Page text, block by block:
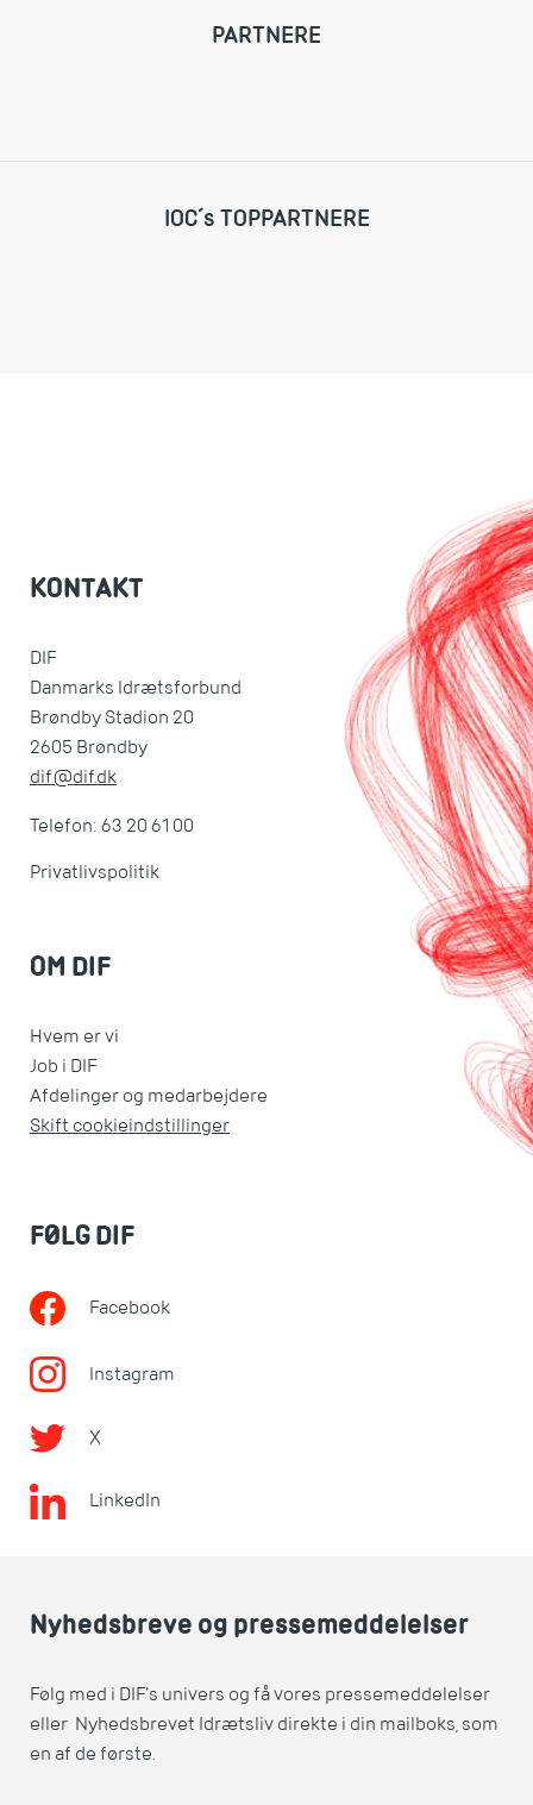
PARTNERE
IOC´s TOPPARTNERE
KONTAKT
DIF
Danmarks Idrætsforbund
Brøndby Stadion 20
2605 Brøndby
dif@dif.dk
Telefon: 63 20 61 00
Privatlivspolitik
OM DIF
Hvem er vi
Job i DIF
Afdelinger og medarbejdere
Skift cookieindstillinger
FØLG DIF
Facebook
Instagram
X
LinkedIn
Nyhedsbreve og pressemeddelelser
Følg med i DIF's univers og få vores pressemeddelelser
eller Nyhedsbrevet Idrætsliv direkte i din mailboks, som
en af de første.